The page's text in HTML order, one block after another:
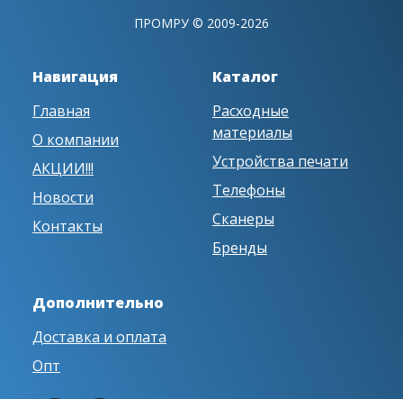
ПРОМРУ © 2009-2026
Навигация
Главная
О компании
АКЦИИ!!!
Новости
Контакты
Каталог
Расходные
материалы
Устройства печати
Телефоны
Сканеры
Бренды
Дополнительно
Доставка и оплата
Опт